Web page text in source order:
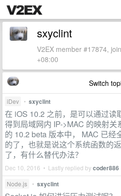
sxyclint
V2EX member #17874,
+08:00
Switch
iDev • sxyclint
在 iOS 10.2 之前，是可以通过读
得到局域网内 IP->MAC 的映射关
的 10.2 beta 版本中， MAC 已经
的了，也就是说这个系统函数的
了，有什么替代办法？
Dec 10, 2016 • Lastly replied bycoder886
Node.js • sxyclint